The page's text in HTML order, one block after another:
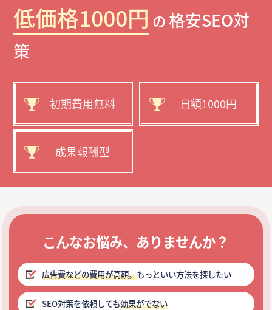
低価格1000円 の 格安SEO対
策
初期費用無料 日額1000円
成果報酬型
こんなお悩み、ありませんか？
広告費などの費用が高額。もっといい方法を探したい
SEO対策を依頼しても効果がでない